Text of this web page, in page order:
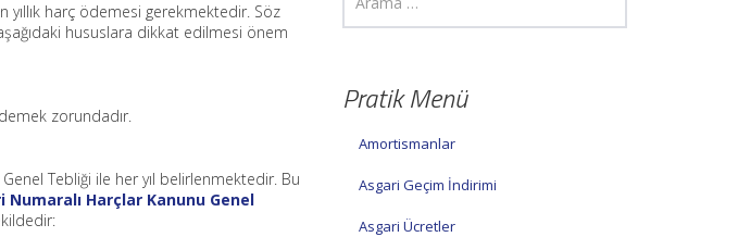
yıllık harç ödemesi gerekmektedir. Söz
hususlara dikkat edilmesi önem
zorundadır.
Tebliği ile her yıl belirlenmektedir. Bu
Numaralı Harçlar Kanunu Genel
Pratik Menü
Amortismanlar
Asgari Geçim İndirimi
Asgari Ücretler